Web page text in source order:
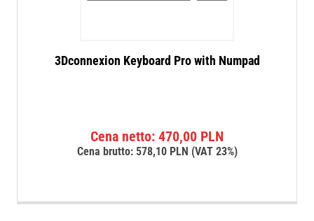
3Dconnexion Keyboard Pro with Numpad
Cena netto:470,00 PLN
Cena brutto: 578,10 PLN (VAT 23%)